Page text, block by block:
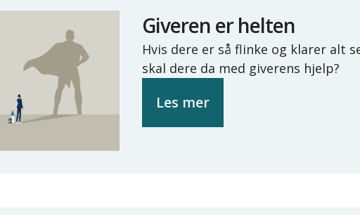
Giveren er helten
Hvis dere er så flinke og klarer alt
skal dere da med giverens hjelp?
Les mer